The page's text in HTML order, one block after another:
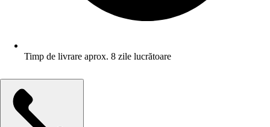
Timp de livrare aprox. 8 zile lucrătoare